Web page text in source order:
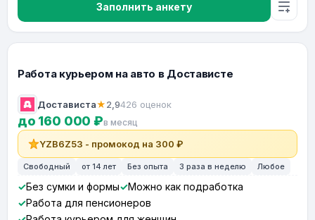
Заполнить анкету
Работа курьером на авто в Достависте
Достависта★2,9426 оценок
до 160 000 ₽в месяц
YZB6Z53 - промокод на 300 ₽
Свободный от 14 лет Без опыта 3 раза в неделю Любое
Без сумки и формы
Можно как подработка
Работа для пенсионеров